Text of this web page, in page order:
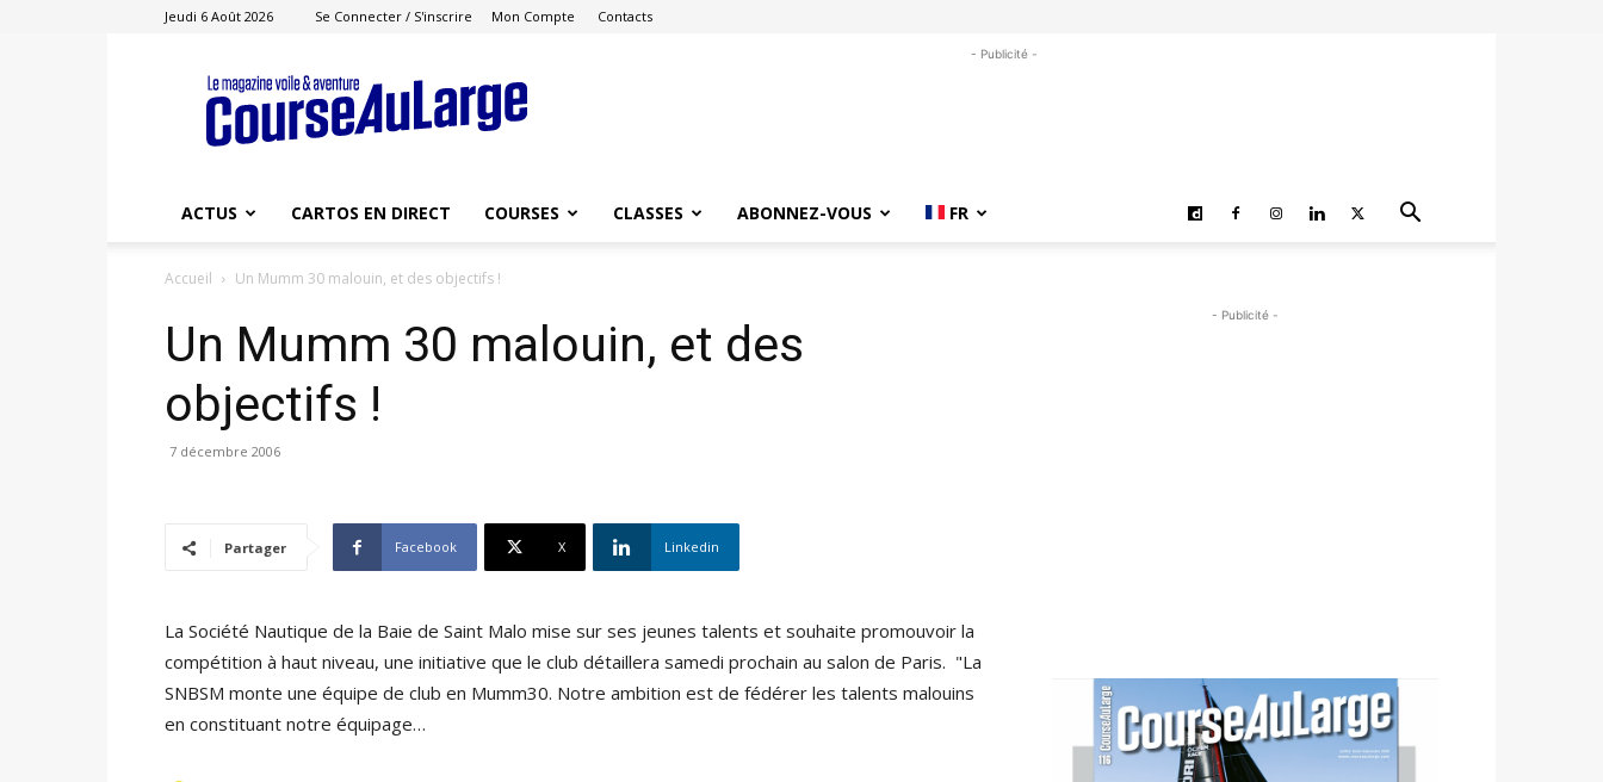
Jeudi 6 Août 2026 Se Connecter / S'inscrire Mon Compte Contacts
Course
au
Large
- Publicité -
ACTUS CARTOS EN DIRECT COURSES CLASSES ABONNEZ-VOUS FR
Accueil Un Mumm 30 malouin, et des objectifs !
Un Mumm 30 malouin, et des
objectifs !
7 décembre 2006
Partager Facebook X Linkedin
La Société Nautique de la Baie de Saint Malo mise sur ses jeunes talents et souhaite promouvoir la
compétition à haut niveau, une initiative que le club détaillera samedi prochain au salon de Paris. "La
SNBSM monte une équipe de club en Mumm30. Notre ambition est de fédérer les talents malouins
en constituant notre équipage…
- Publicité -